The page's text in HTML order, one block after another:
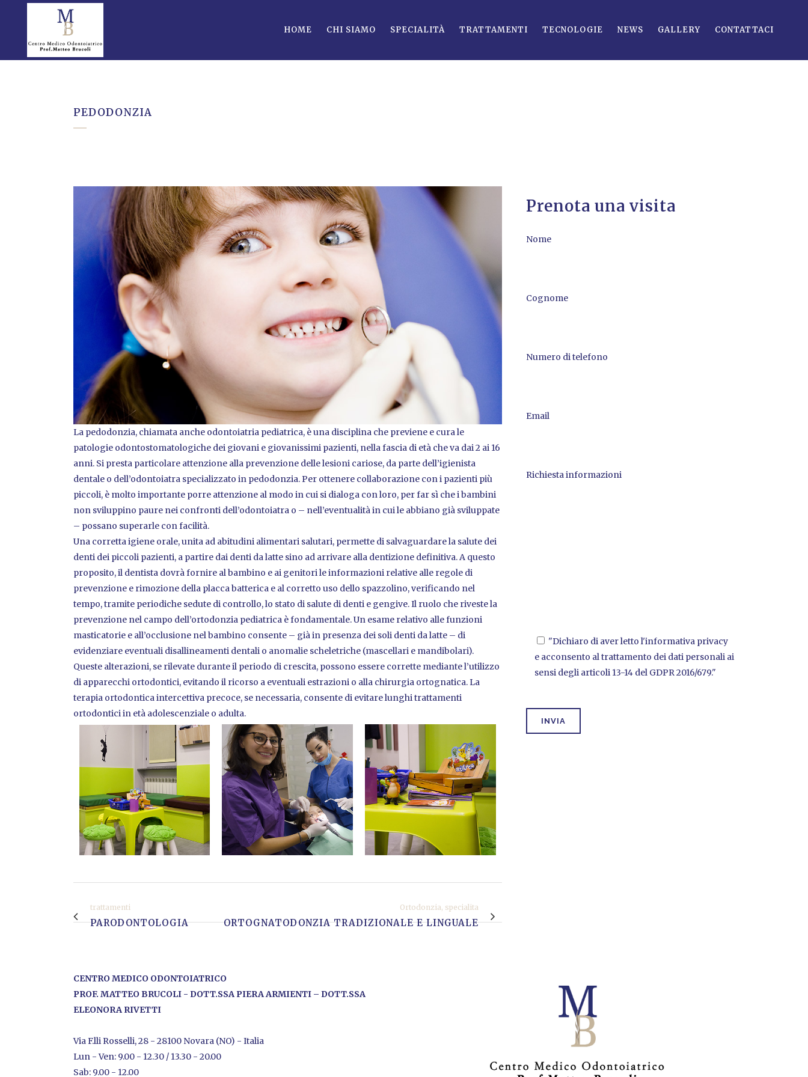
HOME CHI SIAMO SPECIALITÀ TRATTAMENTI TECNOLOGIE NEWS GALLERY CONTATTACI
PEDODONZIA
La pedodonzia, chiamata anche odontoiatria pediatrica, è una disciplina che previene e cura le
patologie odontostomatologiche dei giovani e giovanissimi pazienti, nella fascia di età che va dai 2 ai 16
anni. Si presta particolare attenzione alla prevenzione delle lesioni cariose, da parte dell’igienista
dentale o dell’odontoiatra specializzato in pedodonzia. Per ottenere collaborazione con i pazienti più
piccoli, è molto importante porre attenzione al modo in cui si dialoga con loro, per far sì che i bambini
non sviluppino paure nei confronti dell’odontoiatra o – nell’eventualità in cui le abbiano già sviluppate
– possano superarle con facilità.
Una corretta igiene orale, unita ad abitudini alimentari salutari, permette di salvaguardare la salute dei
denti dei piccoli pazienti, a partire dai denti da latte sino ad arrivare alla dentizione definitiva. A questo
proposito, il dentista dovrà fornire al bambino e ai genitori le informazioni relative alle regole di
prevenzione e rimozione della placca batterica e al corretto uso dello spazzolino, verificando nel
tempo, tramite periodiche sedute di controllo, lo stato di salute di denti e gengive. Il ruolo che riveste la
prevenzione nel campo dell’ortodonzia pediatrica è fondamentale. Un esame relativo alle funzioni
masticatorie e all’occlusione nel bambino consente – già in presenza dei soli denti da latte – di
evidenziare eventuali disallineamenti dentali o anomalie scheletriche (mascellari e mandibolari).
Queste alterazioni, se rilevate durante il periodo di crescita, possono essere corrette mediante l’utilizzo
di apparecchi ortodontici, evitando il ricorso a eventuali estrazioni o alla chirurgia ortognatica. La
terapia ortodontica intercettiva precoce, se necessaria, consente di evitare lunghi trattamenti
ortodontici in età adolescenziale o adulta.
trattamenti
PARODONTOLOGIA
Ortodonzia, specialita
ORTOGNATODONZIA TRADIZIONALE E LINGUALE
Prenota una visita
Nome
Cognome
Numero di telefono
Email
Richiesta informazioni
"Dichiaro di aver letto l'informativa privacy
e acconsento al trattamento dei dati personali ai
sensi degli articoli 13-14 del GDPR 2016/679."
CENTRO MEDICO ODONTOIATRICO
PROF. MATTEO BRUCOLI - DOTT.SSA PIERA ARMIENTI – DOTT.SSA
ELEONORA RIVETTI
Via F.lli Rosselli, 28 - 28100 Novara (NO) - Italia
Lun - Ven: 9.00 - 12.30 / 13.30 - 20.00
Sab: 9.00 - 12.00